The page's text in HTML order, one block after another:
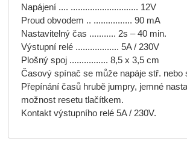
Napájení .... ............................ 12V
Proud obvodem .. ................ 90 mA
Nastavitelný čas ........... 2s – 40 min.
Výstupní relé .................. 5A / 230V
Plošný spoj ................ 8,5 x 3,5 cm
Časový spínač se může napáje stř. nebo
Přepínání časů hrubě jumpry, jemné
možnost resetu tlačítkem.
Kontakt výstupního relé 5A / 230V.